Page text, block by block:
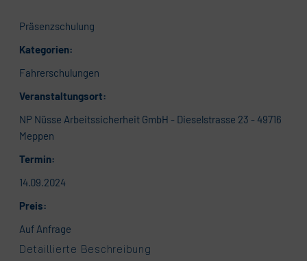
Präsenzschulung
Kategorien:
Fahrerschulungen
Veranstaltungsort:
NP Nüsse Arbeitssicherheit GmbH - Dieselstrasse 23 - 49716
Meppen
Termin:
14.09.2024
Preis:
Auf Anfrage
Detaillierte Beschreibung